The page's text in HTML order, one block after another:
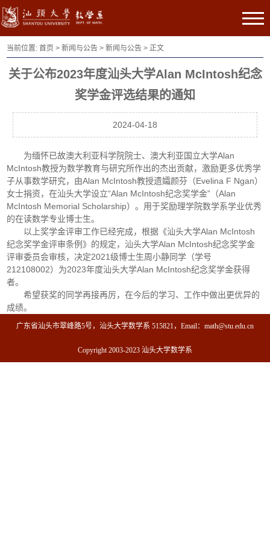
当前位置:首页 >新闻与公告 >新闻与公告 > 正文
关于公布2023年度汕头大学Alan McIntosh纪念
奖学金评选结果的通知
2024-04-18
为缅怀已故澳大利亚科学院院士、澳大利亚国立大学Alan
McIntosh教授为数学教育与研究所作出的杰出贡献，激励更多优秀学
子从事数学研究，由Alan McIntosh教授遗孀颜芬（Evelina F Ngan）
女士捐资，在汕头大学设立“Alan McIntosh纪念奖学金”（Alan
McIntosh Memorial Scholarship）。用于奖励理学院数学系学业优秀
的在读数学专业博士生。
以上奖学金评审工作已经完成，根据《汕头大学Alan McIntosh
纪念奖学金评审条例》的规定，汕头大学Alan McIntosh纪念奖学金
评审委员会审核，决定2021级博士生周小静同学（学号
212108002）为2023年度汕头大学Alan McIntosh纪念奖学金获得
者。
希望获奖的同学再接再厉，在今后的学习、工作中做出更优异的
成绩。
广东省汕头市翠峰路5号，汕头大学数学系 515821，Email：math@stu.edu.cn
Copyright 2003-2023 汕头大学数学系